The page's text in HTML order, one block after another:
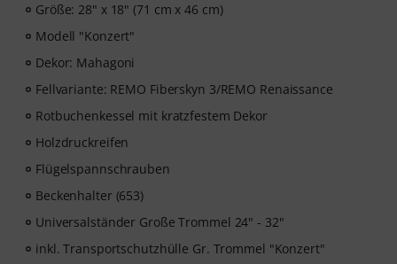
Größe: 28" x 18" (71 cm x 46 cm)
Modell "Konzert"
Dekor: Mahagoni
Fellvariante: REMO Fiberskyn 3/REMO Renaissance
Rotbuchenkessel mit kratzfestem Dekor
Holzdruckreifen
Flügelspannschrauben
Beckenhalter (653)
Universalständer Große Trommel 24" - 32"
inkl. Transportschutzhülle Gr. Trommel "Konzert"